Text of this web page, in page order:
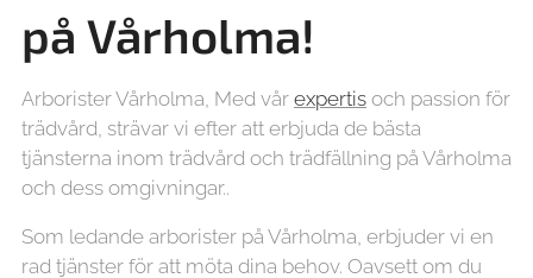
på Vårholma!
Arborister Vårholma, Med vår expertis och passion för
trädvård, strävar vi efter att erbjuda de bästa
tjänsterna inom trädvård och trädfällning på Vårholma
och dess omgivningar..
Som ledande arborister på Vårholma, erbjuder vi en
rad tjänster för att möta dina behov. Oavsett om du